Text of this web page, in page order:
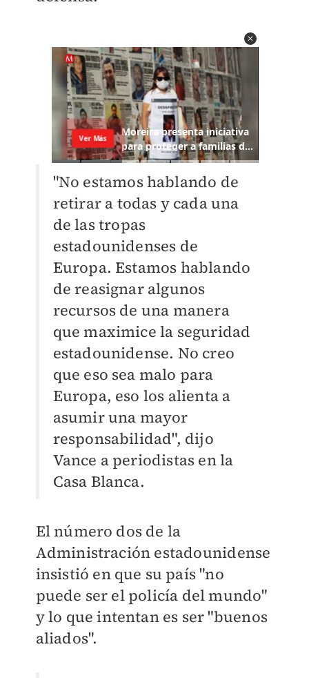
"No estamos hablando de
retirar a todas y cada una
de las tropas
estadounidenses de
Europa. Estamos hablando
de reasignar algunos
recursos de una manera
que maximice la seguridad
estadounidense. No creo
que eso sea malo para
Europa, eso los alienta a
asumir una mayor
responsabilidad", dijo
Vance a periodistas en la
Casa Blanca.
El número dos de la
Administración estadounidense
insistió en que su país "no
puede ser el policía del mundo"
y lo que intentan es ser "buenos
aliados".